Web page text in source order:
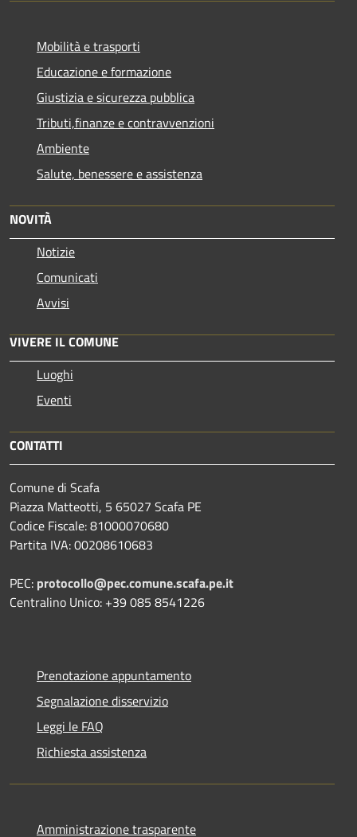
Mobilità e trasporti
Educazione e formazione
Giustizia e sicurezza pubblica
Tributi,finanze e contravvenzioni
Ambiente
Salute, benessere e assistenza
NOVITÀ
Notizie
Comunicati
Avvisi
VIVERE IL COMUNE
Luoghi
Eventi
CONTATTI
Comune di Scafa
Piazza Matteotti, 5 65027 Scafa PE
Codice Fiscale: 81000070680
Partita IVA: 00208610683
PEC: protocollo@pec.comune.scafa.pe.it
Centralino Unico: +39 085 8541226
Prenotazione appuntamento
Segnalazione disservizio
Leggi le FAQ
Richiesta assistenza
Amministrazione trasparente